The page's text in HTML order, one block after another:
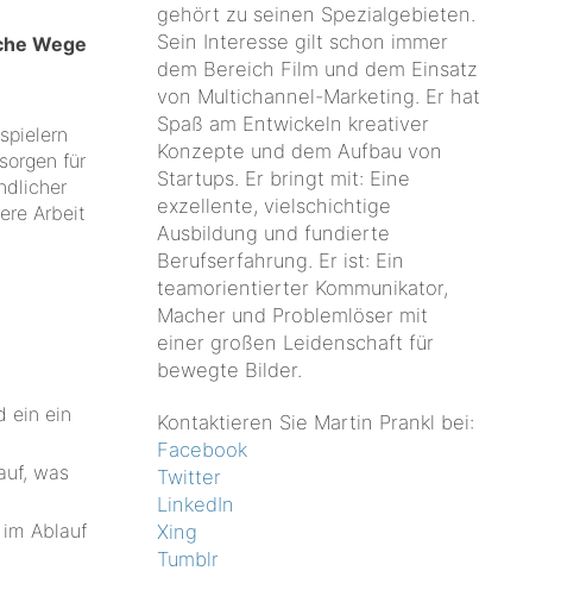
Wege
für
Arbeit
ein ein
was
Ablauf
gehört zu seinen Spezialgebieten.
Sein Interesse gilt schon immer
dem Bereich Film und dem Einsatz
von Multichannel-Marketing. Er hat
Spaß am Entwickeln kreativer
Konzepte und dem Aufbau von
Startups. Er bringt mit: Eine
exzellente, vielschichtige
Ausbildung und fundierte
Berufserfahrung. Er ist: Ein
teamorientierter Kommunikator,
Macher und Problemlöser mit
einer großen Leidenschaft für
bewegte Bilder.
Kontaktieren Sie Martin Prankl bei:
Facebook
Twitter
LinkedIn
Xing
Tumblr